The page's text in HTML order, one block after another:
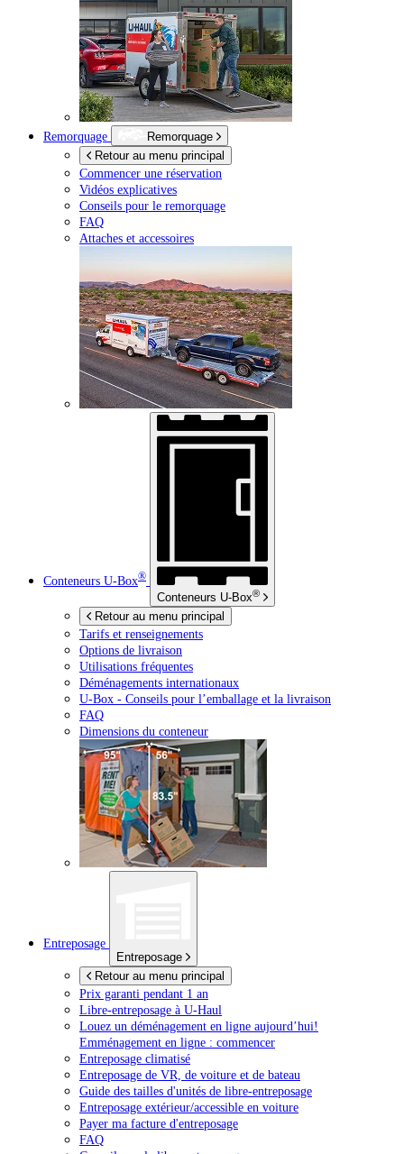
Remorquage
Remorquage
Retour au menu principal
Commencer une réservation
Vidéos explicatives
Conseils pour le remorquage
FAQ
Attaches et accessoires
Conteneurs U-Box®
Conteneurs U-Box®
Retour au menu principal
Tarifs et renseignements
Options de livraison
Utilisations fréquentes
Déménagements internationaux
U-Box - Conseils pour l’emballage et la livraison
FAQ
Dimensions du conteneur
Entreposage
Entreposage
Retour au menu principal
Prix garanti pendant 1 an
Libre-entreposage à U-Haul
Louez un déménagement en ligne aujourd’hui!
Emménagement en ligne : commencer
Entreposage climatisé
Entreposage de VR, de voiture et de bateau
Guide des tailles d'unités de libre-entreposage
Entreposage extérieur/accessible en voiture
Payer ma facture d'entreposage
FAQ